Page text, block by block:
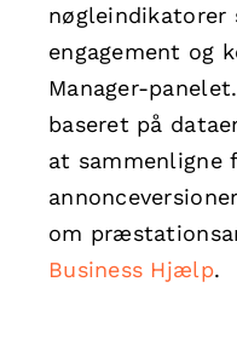
nøgleindikatorer
engagement og
Manager-
baseret på
at sammenligne
om
Business Hjælp.